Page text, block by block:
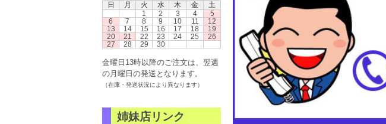
日
月 火 水 木 金
土
1
2 3 4
5
6
7 8 9 10 11
12
13
14 15 16 17 18
19
20
21 22 23 24 25
26
27
28 29 30
金曜日13時以降のご注文は、翌週
の月曜日の発送となります。
（在庫・発送状況により異なります）
姉妹店リンク